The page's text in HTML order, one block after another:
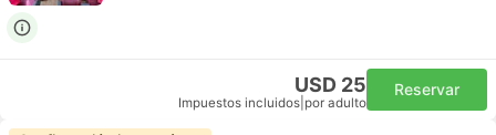
USD 25
Impuestos incluidos por adulto
Reservar